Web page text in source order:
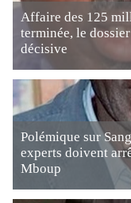
Affaire des 125
terminée, le
décisive
Polémique sur
experts doivent
Mboup